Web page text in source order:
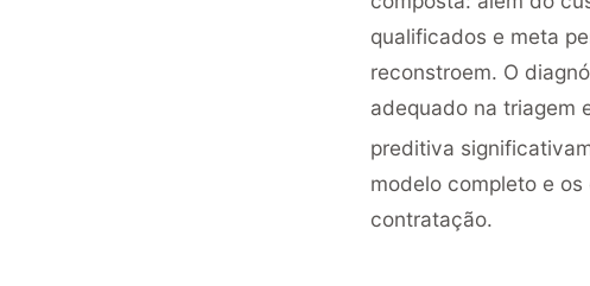
qualificados e meta
reconstroem. O
adequado na triagem
preditiva
modelo completo e
contratação.